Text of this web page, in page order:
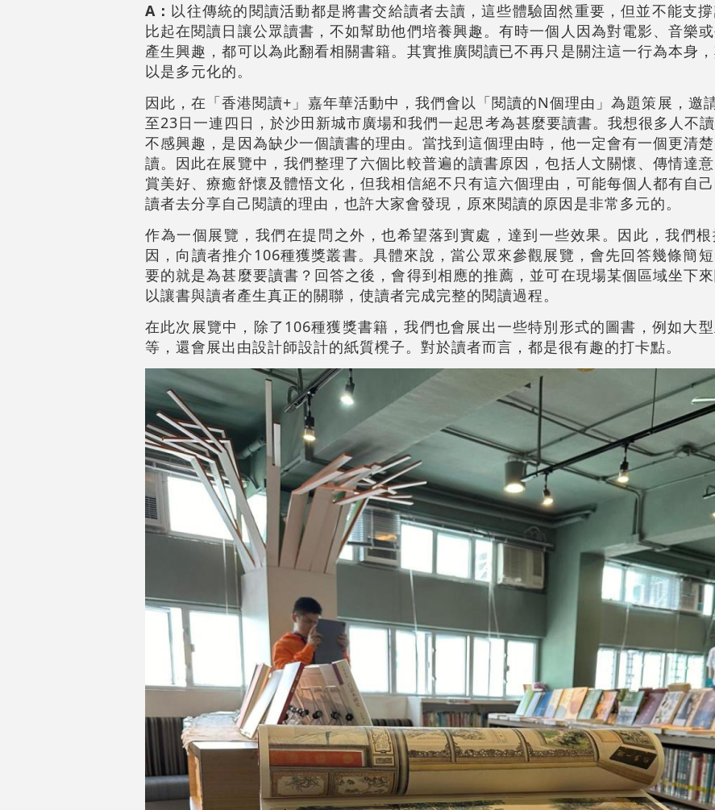
A： 以往傳統的閱讀活動都是將書交給讀者去讀，這些體驗固然重要，但並不能支撐
比起在閱讀日讓公眾讀書，不如幫助他們培養興趣。有時一個人因為對電影、音樂
產生興趣，都可以為此翻看相關書籍。其實推廣閱讀已不再只是關注這一行為本身
以是多元化的。
因此，在「香港閱讀+」嘉年華活動中，我們會以「閱讀的N個理由」為題策展，邀
至23日一連四日，於沙田新城市廣場和我們一起思考為甚麼要讀書。我想很多人不
不感興趣，是因為缺少一個讀書的理由。當找到這個理由時，他一定會有一個更清
讀。因此在展覽中，我們整理了六個比較普遍的讀書原因，包括人文關懷、傳情達
賞美好、療癒舒懷及體悟文化，但我相信絕不只有這六個理由，可能每個人都有自
讀者去分享自己閱讀的理由，也許大家會發現，原來閱讀的原因是非常多元的。
作為一個展覽，我們在提問之外，也希望落到實處，達到一些效果。因此，我們
因，向讀者推介106種獲獎叢書。具體來說，當公眾來參觀展覽，會先回答幾條簡
要的就是為甚麼要讀書？回答之後，會得到相應的推薦，並可在現場某個區域坐下
以讓書與讀者產生真正的關聯，使讀者完成完整的閱讀過程。
在此次展覽中，除了106種獲獎書籍，我們也會展出一些特別形式的圖書，例如大
等，還會展出由設計師設計的紙質櫈子。對於讀者而言，都是很有趣的打卡點。